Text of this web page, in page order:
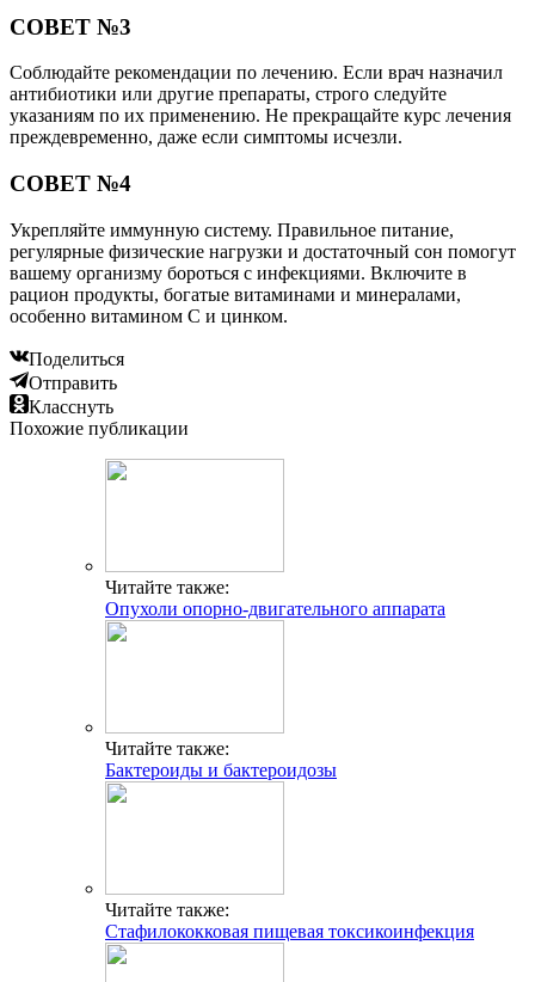
СОВЕТ №3
Соблюдайте рекомендации по лечению. Если врач назначил
антибиотики или другие препараты, строго следуйте
указаниям по их применению. Не прекращайте курс лечения
преждевременно, даже если симптомы исчезли.
СОВЕТ №4
Укрепляйте иммунную систему. Правильное питание,
регулярные физические нагрузки и достаточный сон помогут
вашему организму бороться с инфекциями. Включите в
рацион продукты, богатые витаминами и минералами,
особенно витамином C и цинком.
Поделиться
Отправить
Класснуть
Похожие публикации
Читайте также:
Опухоли опорно-двигательного аппарата
Читайте также:
Бактероиды и бактероидозы
Читайте также:
Стафилококковая пищевая токсикоинфекция